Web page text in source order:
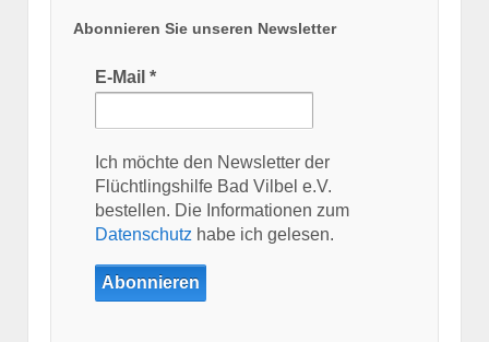
Abonnieren Sie unseren Newsletter
E-Mail *
Ich möchte den Newsletter der
Flüchtlingshilfe Bad Vilbel e.V.
bestellen. Die Informationen zum
Datenschutz habe ich gelesen.